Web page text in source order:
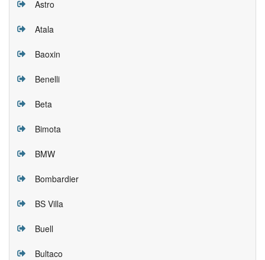
Astro
Atala
Baoxin
Benelli
Beta
Bimota
BMW
Bombardier
BS Villa
Buell
Bultaco